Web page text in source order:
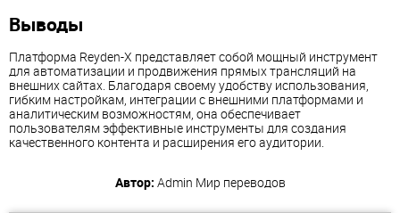
Выводы
Платформа Reyden-X представляет собой мощный инструмент
для автоматизации и продвижения прямых трансляций на
внешних сайтах. Благодаря своему удобству использования,
гибким настройкам, интеграции с внешними платформами и
аналитическим возможностям, она обеспечивает
пользователям эффективные инструменты для создания
качественного контента и расширения его аудитории.
Автор: Admin Мир переводов